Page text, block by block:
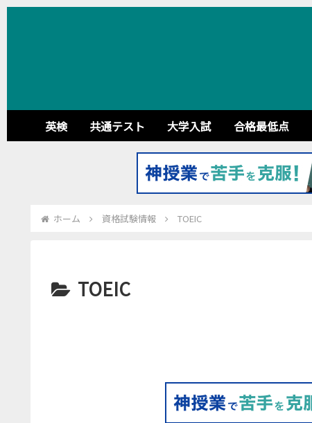
英検 共通テスト 大学入試 合格最低点
ホーム 資格試験情報 TOEIC
TOEIC